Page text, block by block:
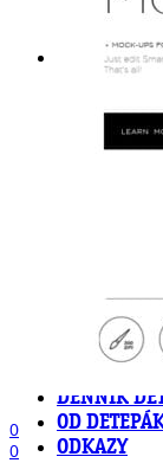
NÁVODY
pdf,
fonty,
fonty
DENNÍK
OD
ODKAZY
0
0